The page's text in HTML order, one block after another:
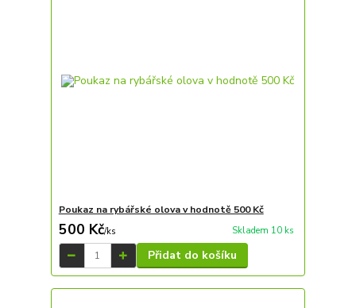
Poukaz na rybářské olova v hodnotě 500 Kč
500 Kč/ks Skladem 10 ks
Přidat do košíku